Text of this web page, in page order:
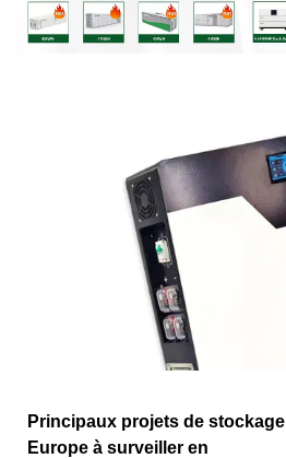
Principaux projets de
Europe à surveiller en